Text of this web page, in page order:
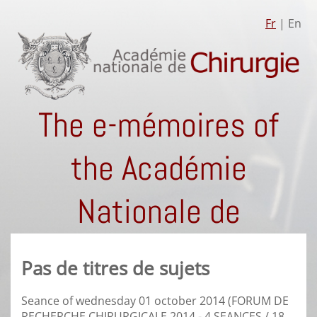
Fr | En
The e-mémoires of
the Académie
Nationale de
Chirurgie
Pas de titres de sujets
Seance of wednesday 01 october 2014 (FORUM DE